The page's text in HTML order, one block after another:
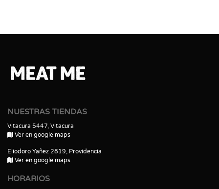
NUESTRAS TIENDAS
Vitacura 5447, Vitacura
Ver en google maps
Eliodoro Yañez 2819, Providencia
Ver en google maps
HORARIOS